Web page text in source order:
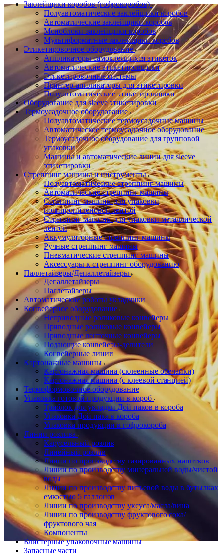
Заклейщики коробов (гофрокоробов)
Полуавтоматические заклейщики коробов
Автоматические заклейщики коробов
Моноблоки-заклейщики коробов
Мультиформатные заклейщики коробов
Этикетировочное оборудование
Аппликаторы самоклеящихся этикеток
Автоматические этикетировщики
Этикетировочные системы
Принтер-аппликаторы для этикетировки
Полуавтоматические этикетировщики
Оборудование для sleeve этикетировки
Термоусадочное оборудование
Полуавтоматические термоусадочные машины
Автоматическое термоусадочное оборудование
Термоусадочное оборудование для групповой
упаковки
Машины и автоматические линии для sleeve
этикетировки
Стреппинг машины и инструменты
Полуавтоматические стреппинг машины
Автоматические стреппинг машины
Стреппинг машины для упаковки
полипропиленовой лентой
Стреппинг машины для упаковки металлической
лентой
Аккумуляторные стреппинг машины
Ручные стреппинг машины
Пневматические стреппинг машины
Аксессуары к стреппинг оборудованию
Паллетайзеры/Депаллетайзеры
Депаллетайзеры
Паллетайзеры
Автоматические роботы укладчики
Конвейерное оборудование
Неприводные роликовые конвейеры
Приводные роликовые конвейеры
Приводные ленточные конвейеры
Подающие конвейеры-делители
Конвейерные линии
Картонажные машины
Картонажная машина (склеенные обечайки)
Картонажная машина (с клеевой станцией)
Термоформовочное оборудование
Упаковка готовой продукции в короб
Триблок для укладки Дой паков в короба
Упаковка Дой пака в короба
Упаковка продукции в гофрокороба
Линии розлива
Карусельный розлив
Линейный розлив
Линии по производству газированных напитков
Линии по производству минеральной воды/чистой
воды
Линии по производству питьевой воды в бутылках
емкостью 5 галлонов
Линии по производству уксуса/масла/вина
Линии по производству фруктового сока/
фруктового чая
Компоненты
Блистерные упаковочные машины
Запасные части